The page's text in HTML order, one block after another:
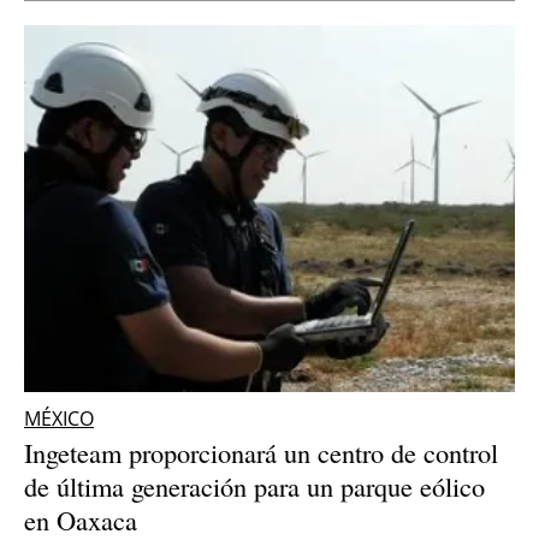
MÉXICO
Ingeteam proporcionará un centro de control
de última generación para un parque eólico
en Oaxaca